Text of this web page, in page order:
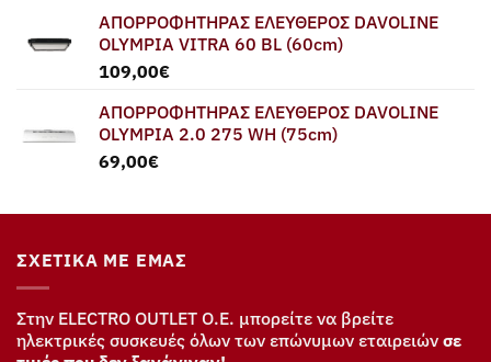
ΑΠΟΡΡΟΦΗΤΗΡΑΣ ΕΛΕΥΘΕΡΟΣ DAVOLINE
OLYMPIA VITRA 60 BL (60cm)
109,00€
ΑΠΟΡΡΟΦΗΤΗΡΑΣ ΕΛΕΥΘΕΡΟΣ DAVOLINE
OLYMPIA 2.0 275 WH (75cm)
69,00€
ΣΧΕΤΙΚΆ ΜΕ ΕΜΆΣ
Στην ELECTRO OUTLET Ο.Ε. μπορείτε να βρείτε
ηλεκτρικές συσκευές όλων των επώνυμων εταιρειών σε